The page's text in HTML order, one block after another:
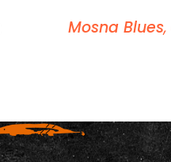
Mosna Blues,